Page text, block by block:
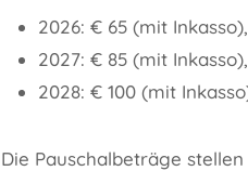
2026: € 65 (mit
2027: € 85 (mit
2028: € 100 (mit
Die Pauschalbeträge stellen